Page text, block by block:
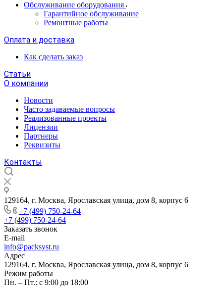
Обслуживание оборудования
Гарантийное обслуживание
Ремонтные работы
Оплата и доставка
Как сделать заказ
Статьи
О компании
Новости
Часто задаваемые вопросы
Реализованные проекты
Лицензии
Партнеры
Реквизиты
Контакты
129164, г. Москва, Ярославская улица, дом 8, корпус 6
+7 (499) 750-24-64
+7 (499) 750-24-64
Заказать звонок
E-mail
info@packsyst.ru
Адрес
129164, г. Москва, Ярославская улица, дом 8, корпус 6
Режим работы
Пн. – Пт.: с 9:00 до 18:00